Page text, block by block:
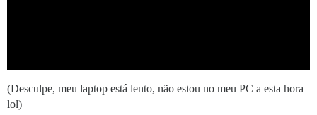
(Desculpe, meu laptop está lento, não estou no meu PC a esta hora
lol)